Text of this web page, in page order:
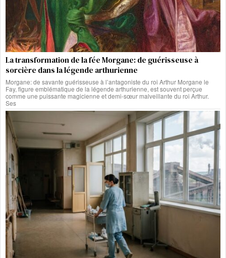
La transformation de la fée Morgane: de guérisseuse à
sorcière dans la légende arthurienne
Morgane: de savante guérisseuse à l’antagoniste du roi Arthur Morgane le
Fay, figure emblématique de la légende arthurienne, est souvent perçue
comme une puissante magicienne et demi-sœur malveillante du roi Arthur.
Ses